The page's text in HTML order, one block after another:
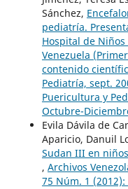
Sánchez,
pediatría.
Hospital de Niños
Venezuela
contenido
Pediatría, sept.
Puericultura y
Octubre-
Evila Dávila de
Aparicio, Danuil
Sudan III en
, Archivos
75 Núm. 1